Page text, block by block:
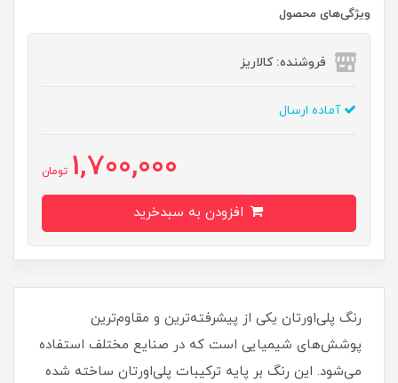
ویژگی‌های محصول
فروشنده: کالاریز
آماده ارسال
1,700,000 تومان
رنگ پلی‌اورتان یکی از پیشرفته‌ترین و مقاوم‌ترین
پوشش‌های شیمیایی است که در صنایع مختلف استفاده
می‌شود. این رنگ بر پایه ترکیبات پلی‌اورتان ساخته شده